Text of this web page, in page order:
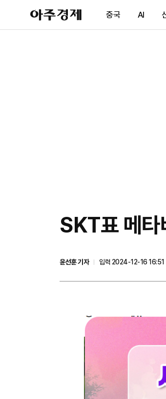
아
주
제
중국 AI
SKT표 메타
윤선훈 기자
입력 2024-12-16 16:51